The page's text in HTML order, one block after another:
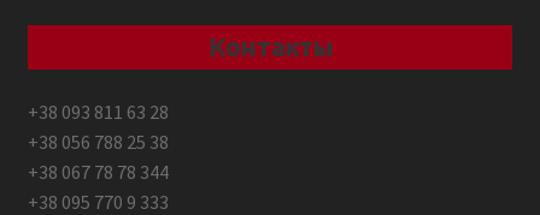
Контакты
+38 093 811 63 28
+38 056 788 25 38
+38 067 78 78 344
+38 095 770 9 333